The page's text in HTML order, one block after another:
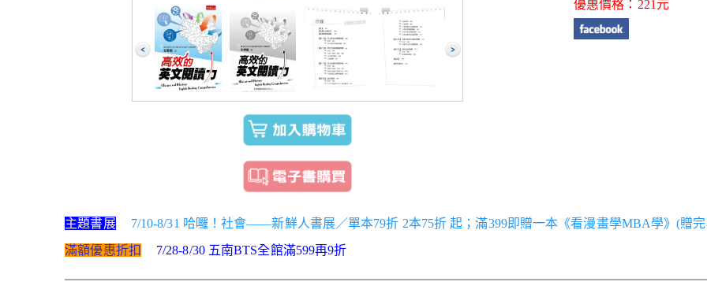
優惠價格：221元
主題書展
7/10-8/31 哈囉！社會——新鮮人書展／單本79折 2本75折 起；滿399即贈一本《看漫畫學MBA學》(贈
滿額優惠折扣
7/28-8/30 五南BTS全館滿599再9折